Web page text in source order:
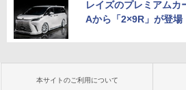
レイズのプレミアムカ
Aから「2×9R」が登場
本サイトのご利用について